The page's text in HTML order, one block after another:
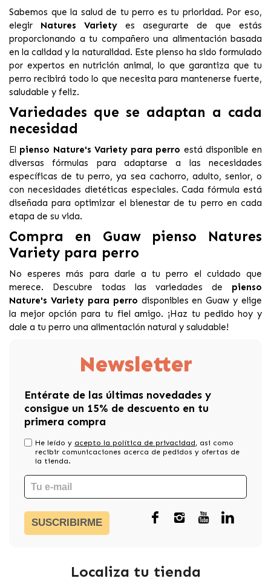
Sabemos que la salud de tu perro es tu prioridad. Por eso,
elegir Natures Variety es asegurarte de que estás
proporcionando a tu compañero una alimentación basada
en la calidad y la naturalidad. Este pienso ha sido formulado
por expertos en nutrición animal, lo que garantiza que tu
perro recibirá todo lo que necesita para mantenerse fuerte,
saludable y feliz.
Variedades que se adaptan a cada
necesidad
El pienso Nature's Variety para perro está disponible en
diversas fórmulas para adaptarse a las necesidades
específicas de tu perro, ya sea cachorro, adulto, senior, o
con necesidades dietéticas especiales. Cada fórmula está
diseñada para optimizar el bienestar de tu perro en cada
etapa de su vida.
Compra en Guaw pienso Natures
Variety para perro
No esperes más para darle a tu perro el cuidado que
merece. Descubre todas las variedades de pienso
Nature's Variety para perro disponibles en Guaw y elige
la mejor opción para tu fiel amigo. ¡Haz tu pedido hoy y
dale a tu perro una alimentación natural y saludable!
Newsletter
Entérate de las últimas novedades y
consigue un 15% de descuento en tu
primera compra
He leído y acepto la política de privacidad, asi como
recibir comunicaciones acerca de pedidos y ofertas de
la tienda.
SUSCRIBIRME
Localiza tu tienda